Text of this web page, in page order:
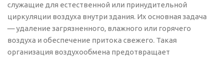
служащие для естественной или принудительной
циркуляции воздуха внутри здания. Их основная задача
— удаление загрязненного, влажного или горячего
воздуха и обеспечение притока свежего. Такая
организация воздухообмена предотвращает